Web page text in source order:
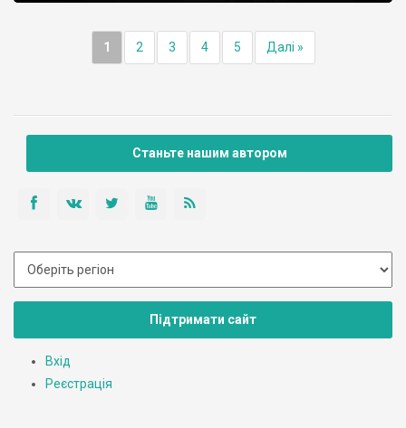
1 2 3 4 5 Далі »
Станьте нашим автором
Підтримати сайт
Вхід
Реєстрація